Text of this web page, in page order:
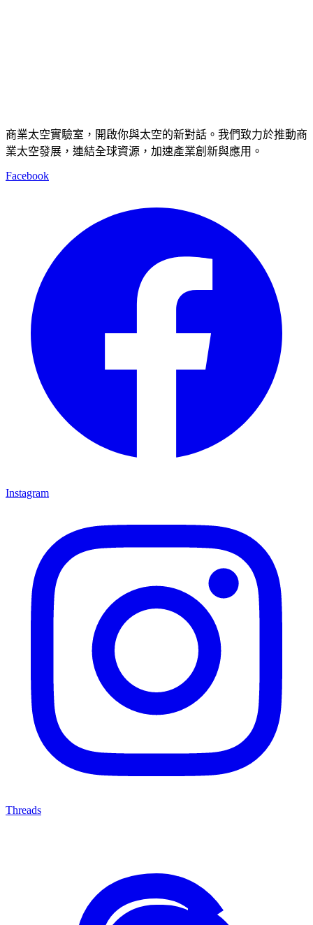
商業太空實驗室，開啟你與太空的新對話。我們致力於推動商
業太空發展，連結全球資源，加速產業創新與應用。
Facebook
Instagram
Threads